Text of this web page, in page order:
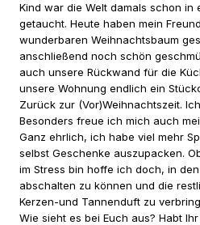
Kind war die Welt damals schon in
getaucht. Heute haben mein
wunderbaren Weihnachtsbaum
anschließend noch schön
auch unsere Rückwand für die
unsere Wohnung endlich ein
Zurück zur (Vor)Weihnachtszeit.
Besonders freue ich mich auch
Ganz ehrlich, ich habe viel mehr
selbst Geschenke auszupacken.
im Stress bin hoffe ich doch, in
abschalten zu können und die
Kerzen-und Tannenduft zu
Wie sieht es bei Euch aus? Habt